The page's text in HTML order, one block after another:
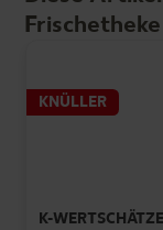
Frischetheke
KNÜLLER
K-WERTSCHÄTZE